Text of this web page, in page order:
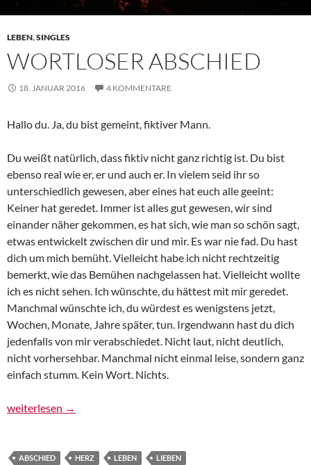
LEBEN,SINGLES
WORTLOSER ABSCHIED
18. JANUAR 2016 4 KOMMENTARE
Hallo du. Ja, du bist gemeint, fiktiver Mann.
Du weißt natürlich, dass fiktiv nicht ganz richtig ist. Du bist
ebenso real wie er, er und auch er. In vielem seid ihr so
unterschiedlich gewesen, aber eines hat euch alle geeint:
Keiner hat geredet. Immer ist alles gut gewesen, wir sind
einander näher gekommen, es hat sich, wie man so schön sagt,
etwas entwickelt zwischen dir und mir. Es war nie fad. Du hast
dich um mich bemüht. Vielleicht habe ich nicht rechtzeitig
bemerkt, wie das Bemühen nachgelassen hat. Vielleicht wollte
ich es nicht sehen. Ich wünschte, du hättest mit mir geredet.
Manchmal wünschte ich, du würdest es wenigstens jetzt,
Wochen, Monate, Jahre später, tun. Irgendwann hast du dich
jedenfalls von mir verabschiedet. Nicht laut, nicht deutlich,
nicht vorhersehbar. Manchmal nicht einmal leise, sondern ganz
einfach stumm. Kein Wort. Nichts.
Wortloser Abschied
weiterlesen →
ABSCHIED HERZ LEBEN LIEBEN